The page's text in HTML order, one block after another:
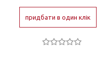
придбати в один клік